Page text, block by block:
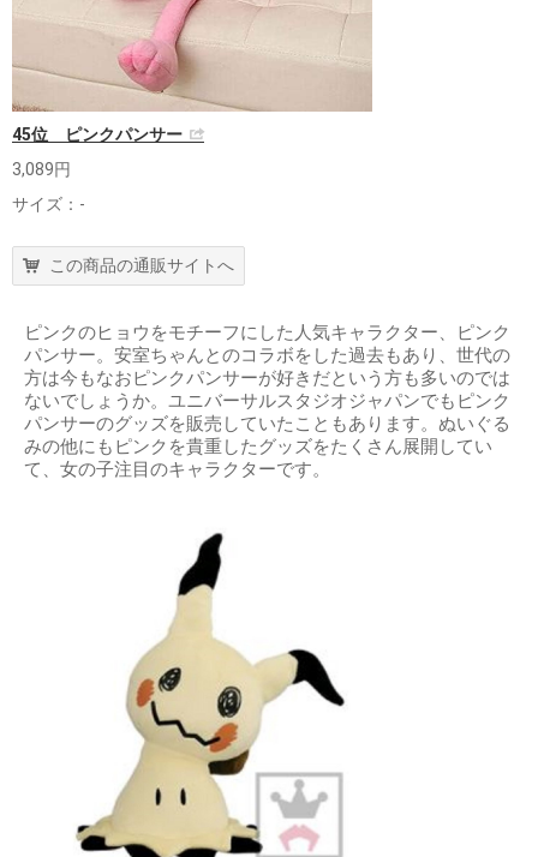
45位 ピンクパンサー
3,089円
サイズ：-
この商品の通販サイトへ
ピンクのヒョウをモチーフにした人気キャラクター、ピンク
パンサー。安室ちゃんとのコラボをした過去もあり、世代の
方は今もなおピンクパンサーが好きだという方も多いのでは
ないでしょうか。ユニバーサルスタジオジャパンでもピンク
パンサーのグッズを販売していたこともあります。ぬいぐる
みの他にもピンクを貴重したグッズをたくさん展開してい
て、女の子注目のキャラクターです。